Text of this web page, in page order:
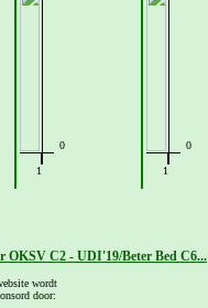
0
1
0
1
OKSV C2 - UDI'19/Beter Bed C6...
Vorige] - [
wordt
door: